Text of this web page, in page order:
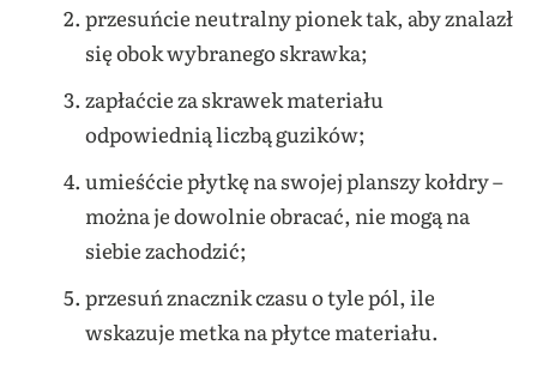
przesuńcie neutralny pionek tak, aby znalazł
się obok wybranego skrawka;
zapłaćcie za skrawek materiału
odpowiednią liczbą guzików;
umieśćcie płytkę na swojej planszy kołdry –
można je dowolnie obracać, nie mogą na
siebie zachodzić;
przesuń znacznik czasu o tyle pól, ile
wskazuje metka na płytce materiału.